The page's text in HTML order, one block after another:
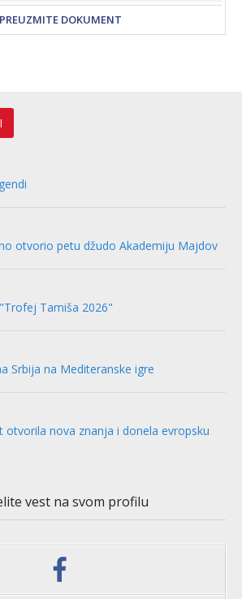
PREUZMITE DOKUMENT
otvorio petu džudo Akademiju Majdov
Tamiša 2026"
Srbija na Mediteranske igre
otvorila nova znanja i donela evropsku
vest na svom profilu